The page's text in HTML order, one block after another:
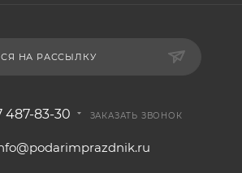
НА РАССЫЛКУ
487-83-30 ЗАКАЗАТЬ ЗВОНОК